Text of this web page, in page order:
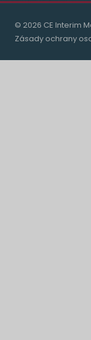
© 2026 CE Interim
Zásady ochrany